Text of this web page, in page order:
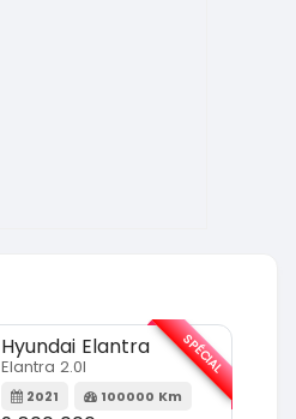
Hyundai Elantra
Elantra 2.0l
2021 100000 Km
SPÉCIAL